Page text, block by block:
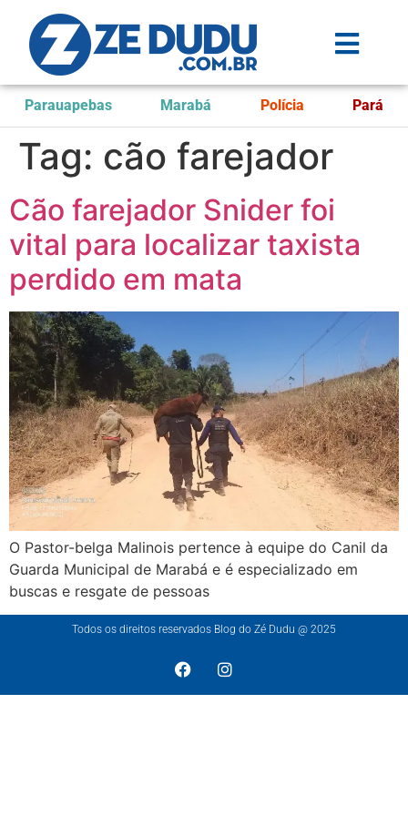
Parauapebas Marabá Polícia Pará
Tag: cão farejador
Cão farejador Snider foi
vital para localizar taxista
perdido em mata
O Pastor-belga Malinois pertence à equipe do Canil da
Guarda Municipal de Marabá e é especializado em
buscas e resgate de pessoas
Todos os direitos reservados Blog do Zé Dudu @ 2025